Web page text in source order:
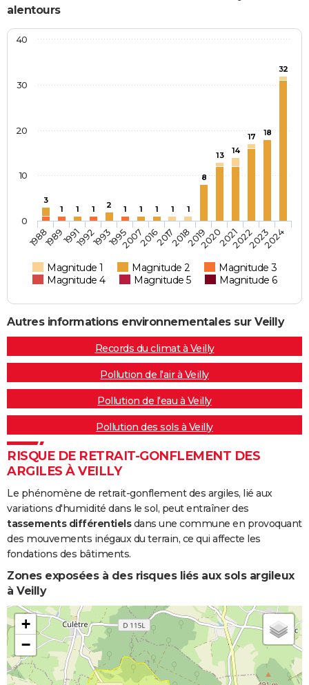
alentours
3
1
1 1 2 1 1 1 1 1
8
13 14
17 18
32
Magnitude 1 Magnitude 2
Magnitude 3
Magnitude 4
Magnitude 5 Magnitude 6
1988198919911992199319952007201620172018201920202021202220232024
0
10
20
30
40
Autres informations environnementales sur Veilly
Records du climat à Veilly
Pollution de l'air à Veilly
Pollution de l'eau à Veilly
Pollution des sols à Veilly
RISQUE DE RETRAIT-GONFLEMENT DES
ARGILES À VEILLY
Le phénomène de retrait-gonflement des argiles, lié aux
variations d'humidité dans le sol, peut entraîner des
tassements différentielsdans une commune en provoquant
des mouvements inégaux du terrain, ce qui affecte les
fondations des bâtiments.
Zones exposées à des risques liés aux sols argileux
à Veilly
+
−